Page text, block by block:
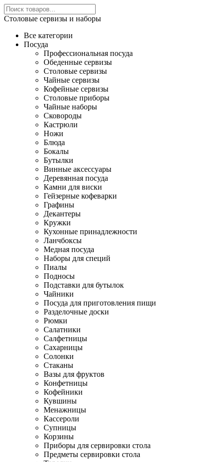
Столовые сервизы и наборы
Все категории
Посуда
Профессиональная посуда
Обеденные сервизы
Столовые сервизы
Чайные сервизы
Кофейные сервизы
Столовые приборы
Чайные наборы
Сковороды
Кастрюли
Ножи
Блюда
Бокалы
Бутылки
Винные аксессуары
Деревянная посуда
Камни для виски
Гейзерные кофеварки
Графины
Декантеры
Кружки
Кухонные принадлежности
Ланчбоксы
Медная посуда
Наборы для специй
Пиалы
Подносы
Подставки для бутылок
Чайники
Посуда для приготовления пищи
Разделочные доски
Рюмки
Салатники
Салфетницы
Сахарницы
Солонки
Стаканы
Вазы для фруктов
Конфетницы
Кофейники
Кувшины
Менажницы
Кассероли
Супницы
Корзины
Приборы для сервировки стола
Предметы сервировки стола